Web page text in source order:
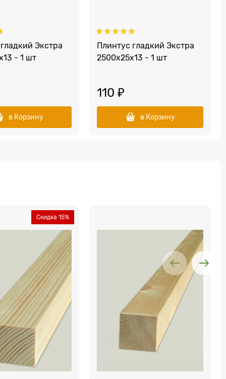
Экстра
- 1 шт
в Корзину
Плинтус гладкий Экстра
2500х25х13 - 1 шт
110 ₽
в Корзину
Скидка 15%